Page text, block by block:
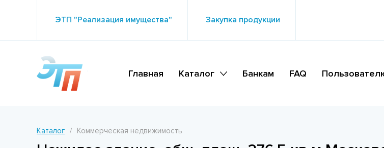
ЭТП "Реализация имущества" Закупка продукции
Главная Каталог Банкам FAQ
Каталог Коммерческая недвижимость